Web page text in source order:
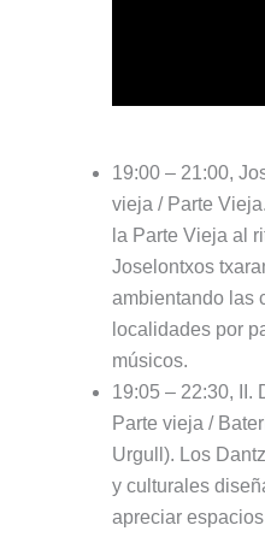
19:00 – 21:00,
vieja / Parte
la Parte Vieja al
Joselontxos
ambientando las
localidades por
músicos.
19:05 – 22:30, II.
Parte vieja /
Urgull). Los
y culturales
apreciar